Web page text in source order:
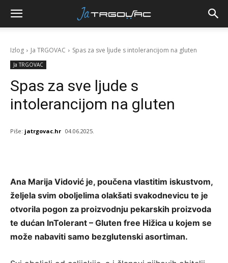
Izlog Ja TRGOVAC Spas za sve ljude s intolerancijom na gluten
Ja TRGOVAC
Spas za sve ljude s
intolerancijom na gluten
Piše: jatrgovac.hr 04.06.2025.
Ana Marija Vidović je, poučena vlastitim iskustvom,
željela svim oboljelima olakšati svakodnevicu te je
otvorila pogon za proizvodnju pekarskih proizvoda
te dućan InTolerant – Gluten free Hižica u kojem se
može nabaviti samo bezglutenski asortiman.